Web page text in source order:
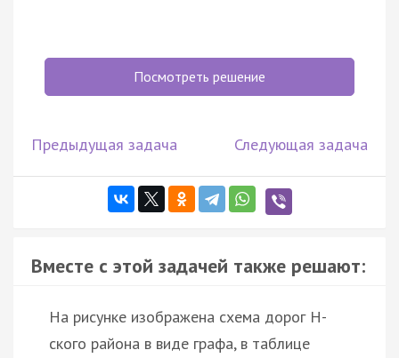
Посмотреть решение
Предыдущая задача Следующая задача
Вместе с этой задачей также решают:
На рисунке изображена схема дорог Н-
ского района в виде графа, в таблице